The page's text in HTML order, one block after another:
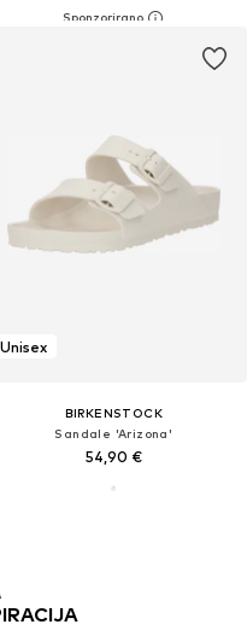
Unisex
BIRKENSTOCK
Sandale 'Arizona'
54,90 €